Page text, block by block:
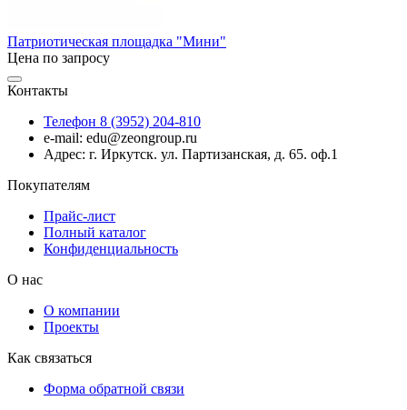
Патриотическая площадка "Мини"
Цена по запросу
Контакты
Телефон 8 (3952) 204-810
e-mail: edu@zeongroup.ru
Адрес: г. Иркутск. ул. Партизанская, д. 65. оф.1
Покупателям
Прайс-лист
Полный каталог
Конфиденциальность
О нас
О компании
Проекты
Как связаться
Форма обратной связи